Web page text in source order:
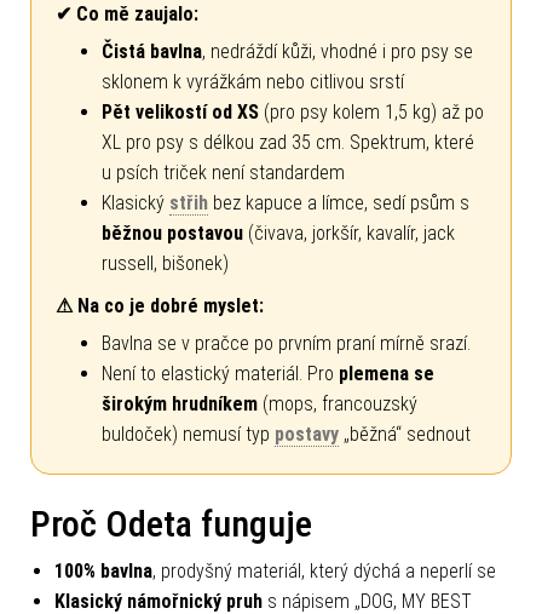
✔ Co mě zaujalo:
Čistá bavlna, nedráždí kůži, vhodné i pro psy se
sklonem k vyrážkám nebo citlivou srstí
Pět velikostí od XS (pro psy kolem 1,5 kg) až po
XL pro psy s délkou zad 35 cm. Spektrum, které
u psích triček není standardem
Klasický střih bez kapuce a límce, sedí psům s
běžnou postavou (čivava, jorkšír, kavalír, jack
russell, bišonek)
⚠ Na co je dobré myslet:
Bavlna se v pračce po prvním praní mírně srazí.
Není to elastický materiál. Pro plemena se
širokým hrudníkem (mops, francouzský
buldoček) nemusí typ postavy „běžná“ sednout
Proč Odeta funguje
100% bavlna, prodyšný materiál, který dýchá a neperlí se
Klasický námořnický pruh s nápisem „DOG, MY BEST